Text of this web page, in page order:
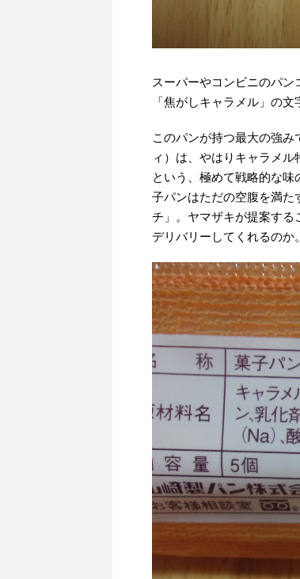
スーパーやコンビニのパ
「焦がしキャラメル」の
このパンが持つ最大の強
ィ）は、やはりキャラメ
という、極めて戦略的な
子パンはただの空腹を満た
チ」。ヤマザキが提案する
デリバリーしてくれるのか